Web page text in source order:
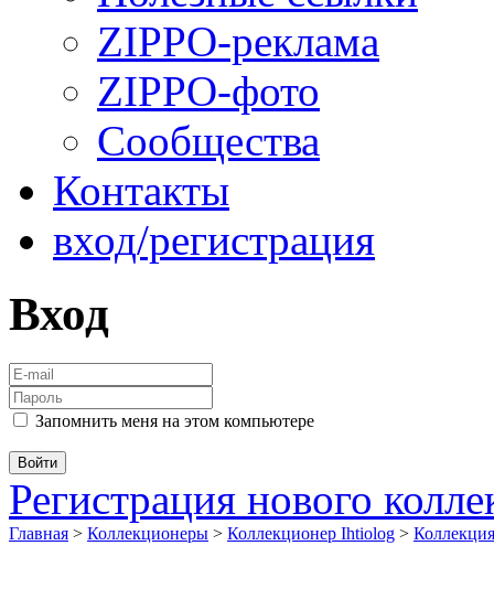
ZIPPO-реклама
ZIPPO-фото
Сообщества
Контакты
вход/регистрация
Вход
Запомнить меня на этом компьютере
Регистрация нового
Главная > Коллекционеры > Коллекционер Ihtiolog >